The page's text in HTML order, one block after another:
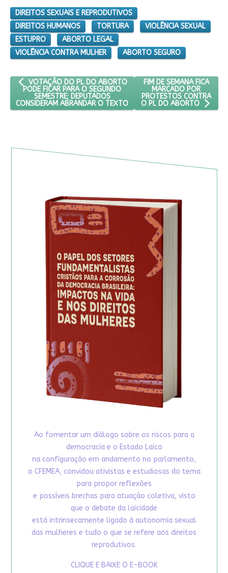
DIREITOS SEXUAIS E REPRODUTIVOS
DIREITOS HUMANOS
TORTURA
VIOLÊNCIA SEXUAL
ESTUPRO
ABORTO LEGAL
VIOLÊNCIA CONTRA MULHER
ABORTO SEGURO
ARTIGO ANTERIOR: VOTAÇÃO DO PL DO ABORTO PODE FICAR
VOTAÇÃO DO PL DO ABORTO
PODE FICAR PARA O SEGUNDO
SEMESTRE; DEPUTADOS
CONSIDERAM ABRANDAR O TEXTO
PRÓXIMO ARTIGO: FIM
FIM DE SEMANA FICA
MARCADO POR
PROTESTOS CONTRA
O PL DO ABORTO
Ao fomentar um diálogo sobre os riscos para a
democracia e o Estado Laico
na configuração em andamento no parlamento,
o CFEMEA, convidou ativistas e estudiosas do tema
para propor reflexões
e possíveis brechas para atuação coletiva, visto
que o debate da laicidade
está intrinsecamente ligado à autonomia sexual
das mulheres e tudo o que se refere aos direitos
reprodutivos.
CLIQUE E BAIXE O E-BOOK